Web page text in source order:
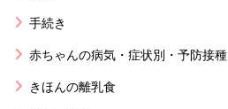
手続き
赤ちゃんの病気・症状別・予防接種
きほんの離乳食